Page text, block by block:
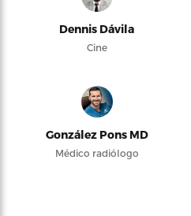
Dennis Dávila
Cine
González Pons MD
Médico radiólogo